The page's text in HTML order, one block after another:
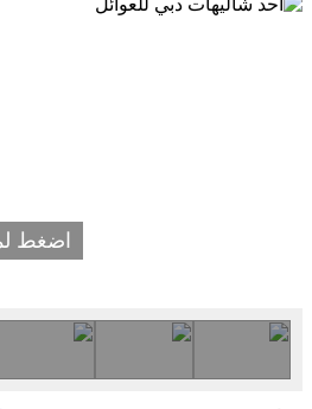
اضغط